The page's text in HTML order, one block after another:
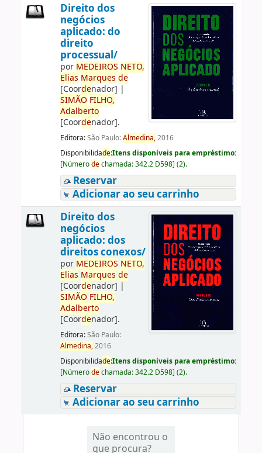
Direito dos
negócios
aplicado: do
direito
processual/
por MEDEIROS NETO,
Elias Marques de
[Coordenador] |
SIMÃO FILHO,
Adalberto
[Coordenador].
Editora:São Paulo:Almedina,2016
Disponibilidade:Itens disponíveis para empréstimo:
[Númerodechamada:342.2 D598] (2).
Reservar
Adicionar ao seu carrinho
Direito dos
negócios
aplicado: dos
direitos conexos/
por MEDEIROS NETO,
Elias Marques de
[Coordenador] |
SIMÃO FILHO,
Adalberto
[Coordenador].
Editora:São Paulo:
Almedina,2016
Disponibilidade:Itens disponíveis para empréstimo:
[Númerodechamada:342.2 D598] (2).
Reservar
Adicionar ao seu carrinho
Não encontrou o
que procura?